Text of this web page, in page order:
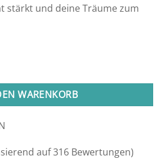
stärkt und deine Träume zum
(Amazonit) Menge
WARENKORB
auf 316 Bewertungen)